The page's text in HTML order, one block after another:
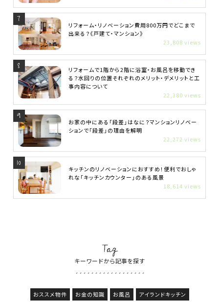
リフォーム・リノベーション費用800万円でどこまで
出来る？《戸建て・マンション》
23,808 views
リフォームで1階から2階に浴室・お風呂を移動でき
る？水回りの位置それぞれのメリット・デメリットと工
事内容について
22,380 views
お家の中にある「段差」はなに？マンションリノベー
ションで「段差」の理由を解明
22,272 views
キッチンのリノベーションにおすすめ！便利でおしゃ
れな「キッチンカウンター」のある風景
18,614 views
Tag
キーワードから記事を探す
おススメ物件 お金の知識 お風呂 アイランドキッチン